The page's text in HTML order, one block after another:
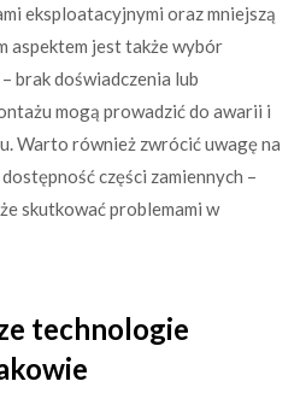
eksploatacyjnymi oraz mniejszą
aspektem jest także wybór
brak doświadczenia lub
mogą prowadzić do awarii i
Warto również zwrócić uwagę na
części zamiennych –
skutkować problemami w
technologie